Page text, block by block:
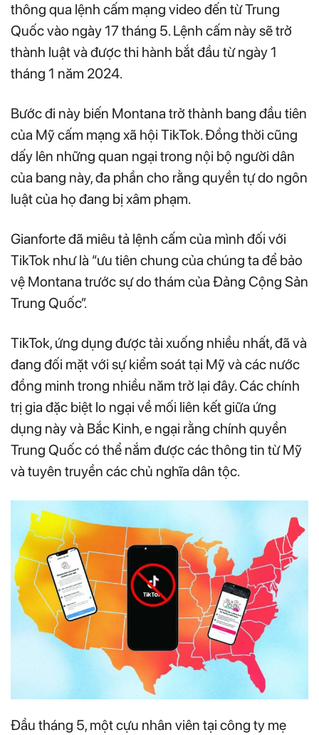
thông qua lệnh cấm mạng video đến từ Trung
Quốc vào ngày 17 tháng 5. Lệnh cấm này sẽ trở
thành luật và được thi hành bắt đầu từ ngày 1
tháng 1 năm 2024.
Bước đi này biến Montana trở thành bang đầu tiên
của Mỹ cấm mạng xã hội TikTok. Đồng thời cũng
dấy lên những quan ngại trong nội bộ người dân
của bang này, đa phần cho rằng quyền tự do ngôn
luật của họ đang bị xâm phạm.
Gianforte đã miêu tả lệnh cấm của mình đối với
TikTok như là “ưu tiên chung của chúng ta để bảo
vệ Montana trước sự do thám của Đảng Cộng Sản
Trung Quốc”.
TikTok, ứng dụng được tải xuống nhiều nhất, đã và
đang đối mặt với sự kiểm soát tại Mỹ và các nước
đồng minh trong nhiều năm trở lại đây. Các chính
trị gia đặc biệt lo ngại về mối liên kết giữa ứng
dụng này và Bắc Kinh, e ngại rằng chính quyền
Trung Quốc có thể nắm được các thông tin từ Mỹ
và tuyên truyền các chủ nghĩa dân tộc.
Đầu tháng 5, một cựu nhân viên tại công ty mẹ